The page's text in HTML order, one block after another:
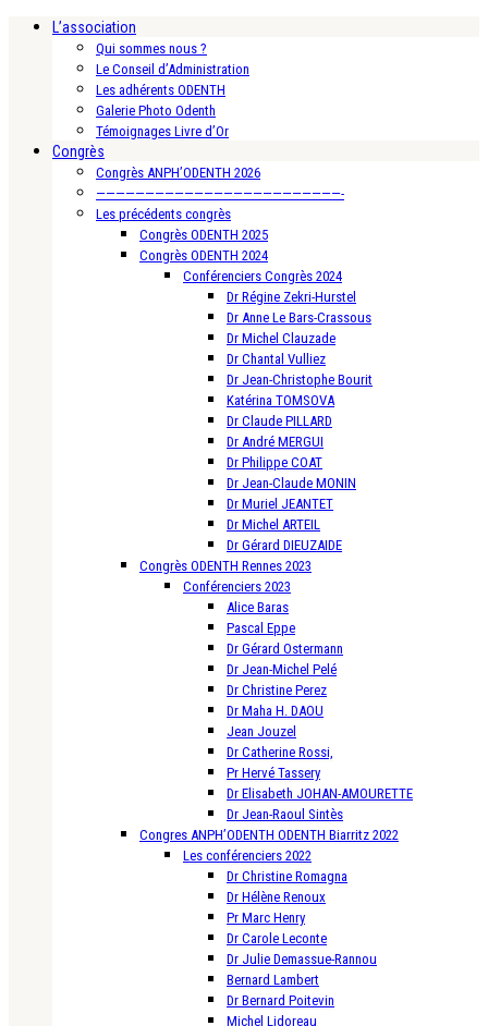
L’association
Qui sommes nous ?
Le Conseil d’Administration
Les adhérents ODENTH
Galerie Photo Odenth
Témoignages Livre d’Or
Congrès
Congrès ANPH’ODENTH 2026
—————————————————————————-
Les précédents congrès
Congrès ODENTH 2025
Congrès ODENTH 2024
Conférenciers Congrès 2024
Dr Régine Zekri-Hurstel
Dr Anne Le Bars-Crassous
Dr Michel Clauzade
Dr Chantal Vulliez
Dr Jean-Christophe Bourit
Katérina TOMSOVA
Dr Claude PILLARD
Dr André MERGUI
Dr Philippe COAT
Dr Jean-Claude MONIN
Dr Muriel JEANTET
Dr Michel ARTEIL
Dr Gérard DIEUZAIDE
Congrès ODENTH Rennes 2023
Conférenciers 2023
Alice Baras
Pascal Eppe
Dr Gérard Ostermann
Dr Jean-Michel Pelé
Dr Christine Perez
Dr Maha H. DAOU
Jean Jouzel
Dr Catherine Rossi,
Pr Hervé Tassery
Dr Elisabeth JOHAN-AMOURETTE
Dr Jean-Raoul Sintès
Congres ANPH’ODENTH ODENTH Biarritz 2022
Les conférenciers 2022
Dr Christine Romagna
Dr Hélène Renoux
Pr Marc Henry
Dr Carole Leconte
Dr Julie Demassue-Rannou
Bernard Lambert
Dr Bernard Poitevin
Michel Lidoreau